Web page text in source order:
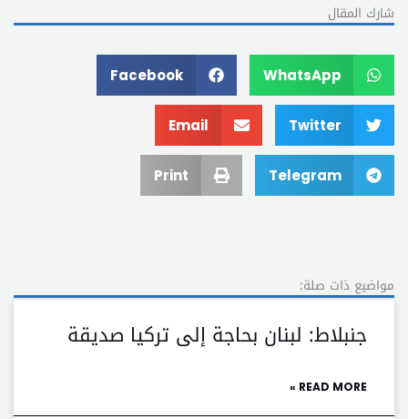
شارك المقال
WhatsApp
Facebook
Twitter
Email
Telegram
Print
مواضيع ذات صلة:
جنبلاط: لبنان بحاجة إلى تركيا صديقة
READ MORE »